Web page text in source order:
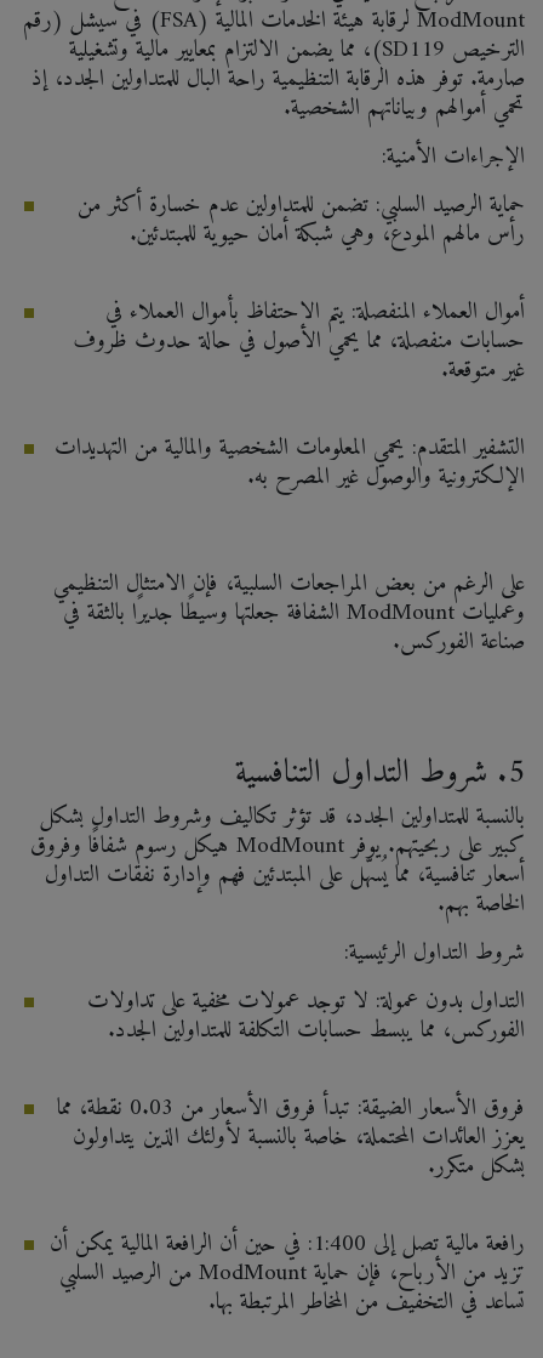
ModMount لرقابة هيئة الخدمات المالية (FSA) في سيشل (رقم
الترخيص SD119)، مما يضمن الالتزام بمعايير مالية وتشغيلية
صارمة. توفر هذه الرقابة التنظيمية راحة البال للمتداولين الجدد، إذ
تحمي أموالهم وبياناتهم الشخصية.
الإجراءات الأمنية:
حماية الرصيد السلبي: تضمن للمتداولين عدم خسارة أكثر من
رأس مالهم المودع، وهي شبكة أمان حيوية للمبتدئين.
أموال العملاء المنفصلة: يتم الاحتفاظ بأموال العملاء في
حسابات منفصلة، مما يحمي الأصول في حالة حدوث ظروف
غير متوقعة.
التشفير المتقدم: يحمي المعلومات الشخصية والمالية من التهديدات
الإلكترونية والوصول غير المصرح به.
على الرغم من بعض المراجعات السلبية، فإن الامتثال التنظيمي
وعمليات ModMount الشفافة جعلتها وسيطًا جديرًا بالثقة في
صناعة الفوركس.
5. شروط التداول التنافسية
بالنسبة للمتداولين الجدد، قد تؤثر تكاليف وشروط التداول بشكل
كبير على ربحيتهم. يوفر ModMount هيكل رسوم شفافًا وفروق
أسعار تنافسية، مما يُسهّل على المبتدئين فهم وإدارة نفقات التداول
الخاصة بهم.
شروط التداول الرئيسية:
التداول بدون عمولة: لا توجد عمولات مخفية على تداولات
الفوركس، مما يبسط حسابات التكلفة للمتداولين الجدد.
فروق الأسعار الضيقة: تبدأ فروق الأسعار من 0.03 نقطة، مما
يعزز العائدات المحتملة، خاصة بالنسبة لأولئك الذين يتداولون
بشكل متكرر.
رافعة مالية تصل إلى 1:400: في حين أن الرافعة المالية يمكن أن
تزيد من الأرباح، فإن حماية ModMount من الرصيد السلبي
تساعد في التخفيف من المخاطر المرتبطة بها.